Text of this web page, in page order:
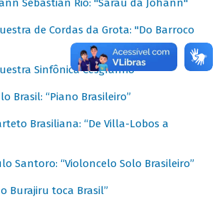
Sebastian Rio: "Sarau da Johann"
de Cordas da Grota: "Do Barroco
Sinfônica Cesgranrio
Brasil: “Piano Brasileiro”
Brasiliana: “De Villa-Lobos a
Santoro: “Violoncelo Solo Brasileiro”
Burajiru toca Brasil”